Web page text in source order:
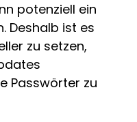
potenziell ein
Deshalb ist es
zu setzen,
Passwörter zu